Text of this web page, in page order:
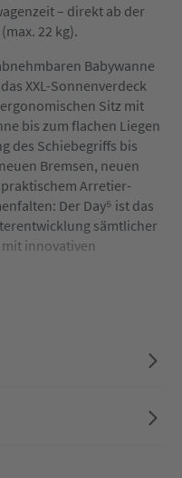
– direkt ab der
22 kg).
Babywanne
XXL-Sonnenverdeck
Sitz mit
bis zum flachen Liegen
des Schiebegriffs bis
Bremsen, neuen
Arretier-
Der Day⁵ ist das
sämtlicher
innovativen
Lebenstag rundum wohl
Matratze
die Tragewanne